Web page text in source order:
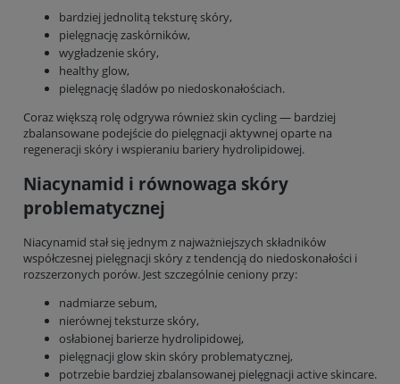
bardziej jednolitą teksturę skóry,
pielęgnację zaskórników,
wygładzenie skóry,
healthy glow,
pielęgnację śladów po niedoskonałościach.
Coraz większą rolę odgrywa również skin cycling — bardziej
zbalansowane podejście do pielęgnacji aktywnej oparte na
regeneracji skóry i wspieraniu bariery hydrolipidowej.
Niacynamid i równowaga skóry
problematycznej
Niacynamid stał się jednym z najważniejszych składników
współczesnej pielęgnacji skóry z tendencją do niedoskonałości i
rozszerzonych porów. Jest szczególnie ceniony przy:
nadmiarze sebum,
nierównej teksturze skóry,
osłabionej barierze hydrolipidowej,
pielęgnacji glow skin skóry problematycznej,
potrzebie bardziej zbalansowanej pielęgnacji active skincare.